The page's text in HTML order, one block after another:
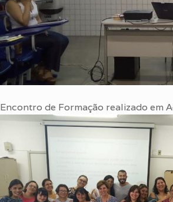
Encontro de Formação realizado em